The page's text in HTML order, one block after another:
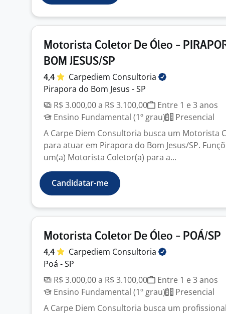
Motorista Coletor De Óleo -
BOM JESUS/SP
4,4 Carpediem Consultoria
Pirapora do Bom Jesus - SP
R$ 3.000,00 a R$ 3.100,00
Entre 1 e 3 anos
Ensino Fundamental (1º grau)
Presencial
A Carpe Diem Consultoria busca um Motorista
para atuar em Pirapora do Bom Jesus/SP.
um(a) Motorista Coletor(a) para a...
Candidatar-me
Motorista Coletor De Óleo - POÁ/SP
4,4 Carpediem Consultoria
Poá - SP
R$ 3.000,00 a R$ 3.100,00
Entre 1 e 3 anos
Ensino Fundamental (1º grau)
Presencial
A Carpe Diem Consultoria busca um